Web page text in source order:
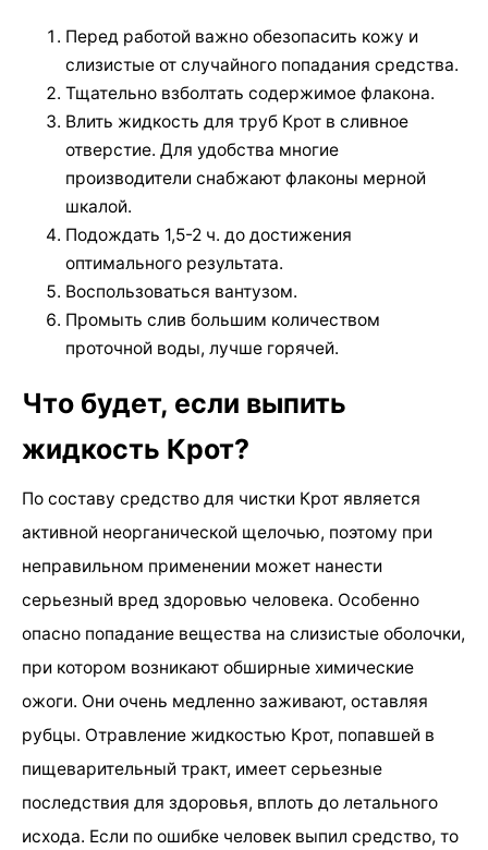
Перед работой важно обезопасить кожу и
слизистые от случайного попадания средства.
Тщательно взболтать содержимое флакона.
Влить жидкость для труб Крот в сливное
отверстие. Для удобства многие
производители снабжают флаконы мерной
шкалой.
Подождать 1,5-2 ч. до достижения
оптимального результата.
Воспользоваться вантузом.
Промыть слив большим количеством
проточной воды, лучше горячей.
Что будет, если выпить
жидкость Крот?
По составу средство для чистки Крот является
активной неорганической щелочью, поэтому при
неправильном применении может нанести
серьезный вред здоровью человека. Особенно
опасно попадание вещества на слизистые оболочки,
при котором возникают обширные химические
ожоги. Они очень медленно заживают, оставляя
рубцы. Отравление жидкостью Крот, попавшей в
пищеварительный тракт, имеет серьезные
последствия для здоровья, вплоть до летального
исхода. Если по ошибке человек выпил средство, то